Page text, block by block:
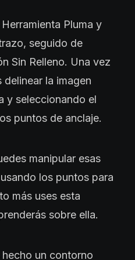
Pluma y
seguido de
Sin Relleno. Una vez
la imagen
y seleccionando el
puntos de anclaje.
manipular esas
los puntos para
más uses esta
sobre ella.
un contorno